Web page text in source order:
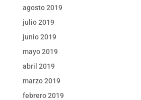
agosto 2019
julio 2019
junio 2019
mayo 2019
abril 2019
marzo 2019
febrero 2019